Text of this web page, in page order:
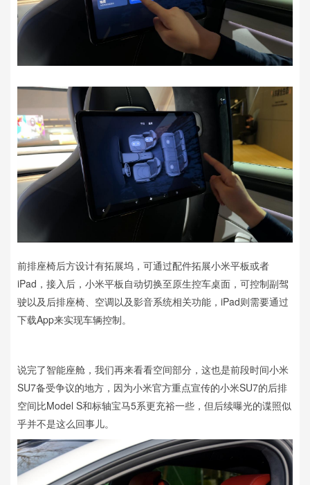
前排座椅后方设计有拓展坞，可通过配件拓展小米平板或者
iPad，接入后，小米平板自动切换至原生控车桌面，可控制副驾
驶以及后排座椅、空调以及影音系统相关功能，iPad则需要通过
下载App来实现车辆控制。
说完了智能座舱，我们再来看看空间部分，这也是前段时间小米
SU7备受争议的地方，因为小米官方重点宣传的小米SU7的后排
空间比Model S和标轴宝马5系更充裕一些，但后续曝光的谍照似
乎并不是这么回事儿。